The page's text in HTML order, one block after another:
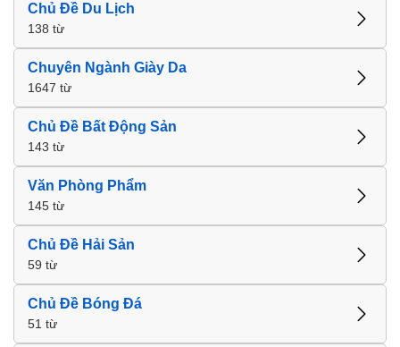
Chủ Đề Du Lịch
138 từ
Chuyên Ngành Giày Da
1647 từ
Chủ Đề Bất Động Sản
143 từ
Văn Phòng Phẩm
145 từ
Chủ Đề Hải Sản
59 từ
Chủ Đề Bóng Đá
51 từ